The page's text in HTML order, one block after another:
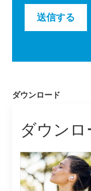
送信する
ダウンロード
ダウンロ